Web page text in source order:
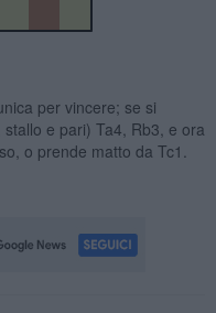
per vincere; se si
e pari) Ta4, Rb3, e ora
o prende matto da Tc1.